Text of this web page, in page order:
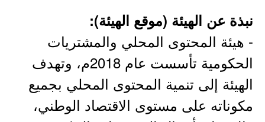
نبذة عن الهيئة (موقع الهيئة):
- هيئة المحتوى المحلي والمشتريات
الحكومية تأسست عام 2018م، وتهدف
الهيئة إلى تنمية المحتوى المحلي بجميع
مكوناته على مستوى الاقتصاد الوطني،